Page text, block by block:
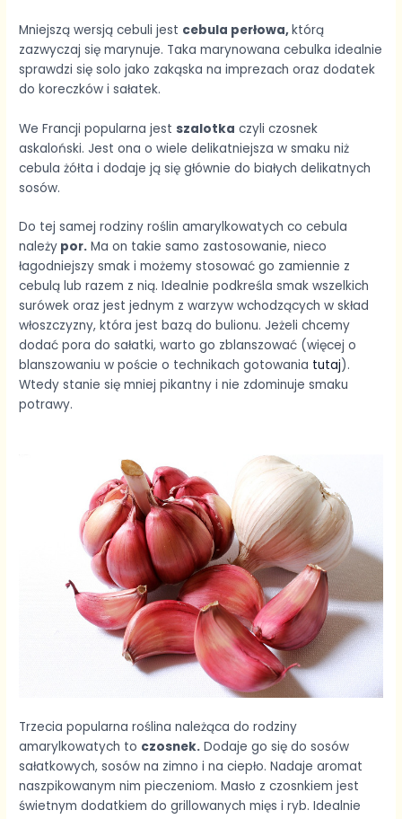
Mniejszą wersją cebuli jest cebula perłowa,którą
zazwyczaj się marynuje. Taka marynowana cebulka idealnie
sprawdzi się solo jako zakąska na imprezach oraz dodatek
do koreczków i sałatek.
We Francji popularna jestszalotka czyli czosnek
askaloński. Jest ona o wiele delikatniejsza w smaku niż
cebula żółta i dodaje ją się głównie do białych delikatnych
sosów.
Do tej samej rodziny roślin amarylkowatych co cebula
należy por. Ma on takie samo zastosowanie, nieco
łagodniejszy smak i możemy stosować go zamiennie z
cebulą lub razem z nią. Idealnie podkreśla smak wszelkich
surówek oraz jest jednym z warzyw wchodzących w skład
włoszczyzny, która jest bazą do bulionu. Jeżeli chcemy
dodać pora do sałatki, warto go zblanszować (więcej o
blanszowaniu w poście o technikach gotowania tutaj).
Wtedy stanie się mniej pikantny i nie zdominuje smaku
potrawy.
Trzecia popularna roślina należąca do rodziny
amarylkowatych to czosnek. Dodaje go się do sosów
sałatkowych, sosów na zimno i na ciepło. Nadaje aromat
naszpikowanym nim pieczeniom. Masło z czosnkiem jest
świetnym dodatkiem do grillowanych mięs i ryb. Idealnie